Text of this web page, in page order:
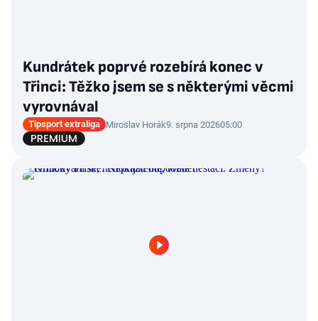
Kundrátek poprvé rozebírá konec v
Třinci: Těžko jsem se s některými věcmi
vyrovnával
Tipsport extraliga Miroslav Horák9. srpna 202605:00